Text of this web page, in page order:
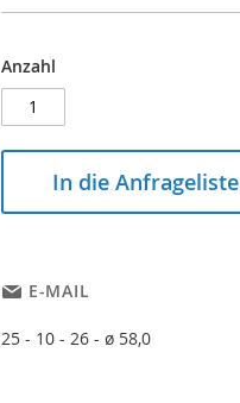
Anzahl
In die Anfrageliste
E-MAIL
25 - 10 - 26 - ø 58,0